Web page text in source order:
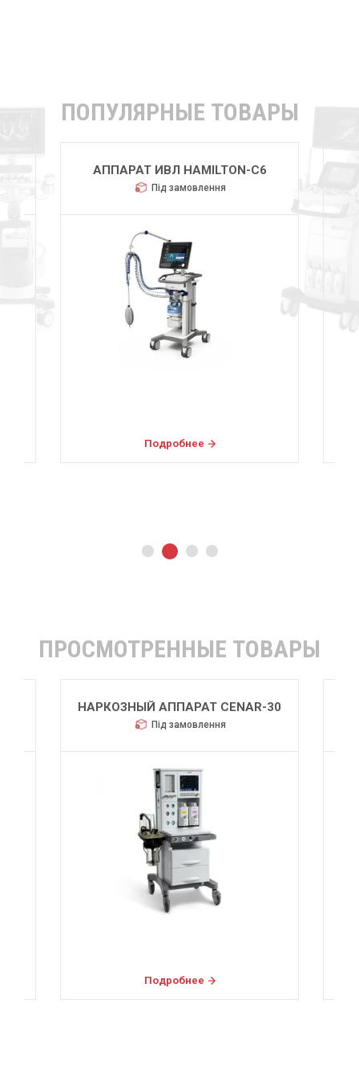
ПОПУЛЯРНЫЕ ТОВАРЫ
АППАРАТ ИВЛ HAMILTON-C6
Під замовлення
Подробнее
ПРОСМОТРЕННЫЕ ТОВАРЫ
НАРКОЗНЫЙ АППАРАТ CENAR-30
Під замовлення
Подробнее